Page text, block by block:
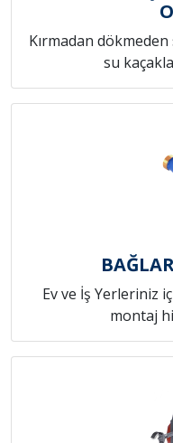
Kırmadan
su
Ev ve İş Yerleriniz
montaj